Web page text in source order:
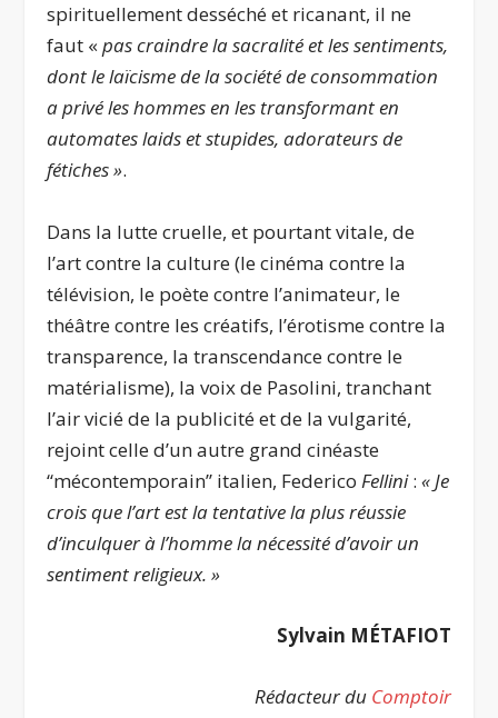
spirituellement desséché et ricanant, il ne
faut «pas craindre la sacralité et les sentiments,
dont le laïcisme de la société de consommation
a privé les hommes en les transformant en
automates laids et stupides, adorateurs de
fétiches».
Dans la lutte cruelle, et pourtant vitale, de
l’art contre la culture (le cinéma contre la
télévision, le poète contre l’animateur, le
théâtre contre les créatifs, l’érotisme contre la
transparence, la transcendance contre le
matérialisme), la voix de Pasolini, tranchant
l’air vicié de la publicité et de la vulgarité,
rejoint celle d’un autre grand cinéaste
‘‘mécontemporain’’ italien, FedericoFellini:«Je
crois que l’art est la tentative la plus réussie
d’inculquer à l’homme la nécessité d’avoir un
sentiment religieux.»
Sylvain MÉTAFIOT
Rédacteur du Comptoir